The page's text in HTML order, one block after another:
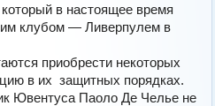
который в настоящее время
клубом — Ливерпулем в
приобрести некоторых
в их защитных порядках.
Ювeнтуса Паоло Де Челье не